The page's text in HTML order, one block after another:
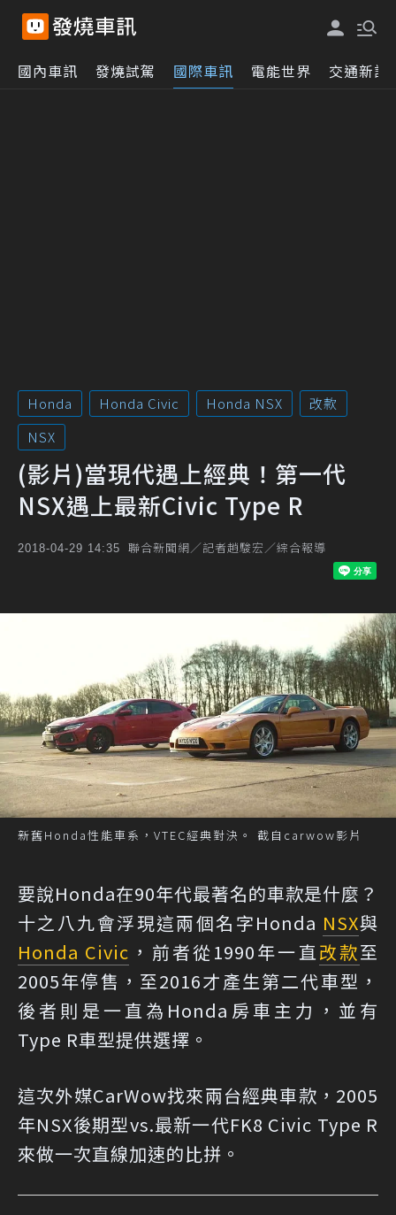
國內車訊 發燒試駕 國際車訊 電能世界 交通新訊
Honda Honda Civic Honda NSX
改款
NSX
(影片)當現代遇上經典！第一代
NSX遇上最新Civic Type R
2018-04-29 14:35 聯合新聞網／記者趙駿宏／綜合報導
新舊Honda性能車系，VTEC經典對決。 截自carwow影片
要說Honda在90年代最著名的車款是什麼？
十之八九會浮現這兩個名字Honda NSX與
Honda Civic ，前者從1990年一直改款至
2005年停售，至2016才產生第二代車型，
後者則是一直為Honda房車主力，並有
Type R車型提供選擇。
這次外媒CarWow找來兩台經典車款，2005
年NSX後期型vs.最新一代FK8 Civic Type R
來做一次直線加速的比拼。